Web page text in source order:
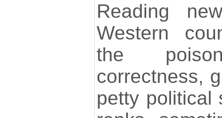
Reading
Western
the
correctness,
petty political